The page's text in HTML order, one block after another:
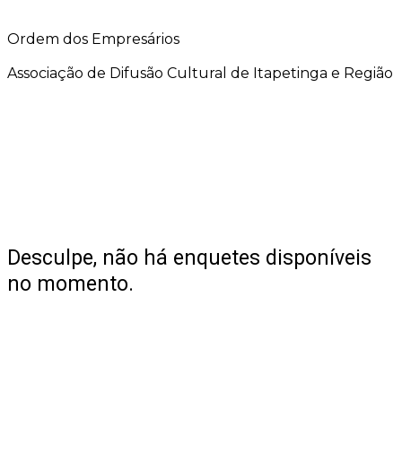
Ordem dos Empresários
Associação de Difusão Cultural de Itapetinga e Região
Desculpe, não há enquetes disponíveis
no momento.